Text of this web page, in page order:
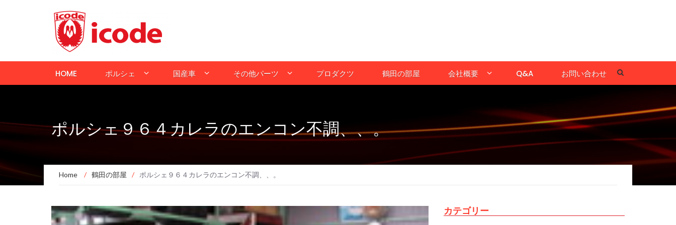
HOME ポルシェ 国産車 その他パーツ プロダクツ 鶴田の部屋 会社概要 Q&A お問い合わせ
ポルシェ９６４カレラのエンコン不調、、。
Home / 鶴田の部屋 / ポルシェ９６４カレラのエンコン不調、、。
カテゴリー